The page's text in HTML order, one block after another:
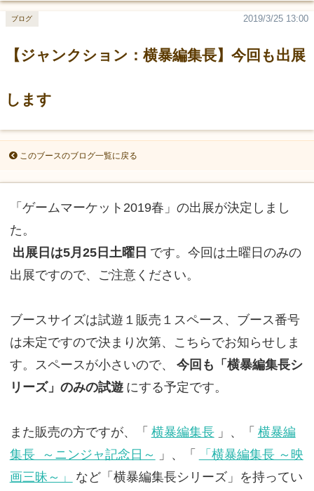
【ジャンクション：横暴編集長】今回も出展
します
2019/3/25 13:00
ブログ
このブースのブログ一覧に戻る
「ゲームマーケット2019春」の出展が決定しまし
た。
出展日は5月25日土曜日 です。今回は土曜日のみの
出展ですので、ご注意ください。
ブースサイズは試遊１販売１スペース、ブース番号
は未定ですので決まり次第、こちらでお知らせしま
す。スペースが小さいので、
今回も「横暴編集長シ
リーズ」のみの試遊 にする予定です。
また販売の方ですが、「 横暴編集長 」、「 横暴編
集長 ～ニンジャ記念日～
」、「
「横暴編集長 ～映
画三昧～」
など「横暴編集長シリーズ」を持ってい